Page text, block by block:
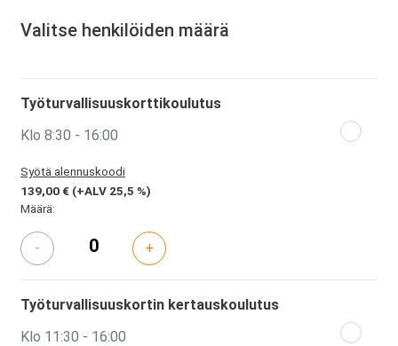
Valitse henkilöiden määrä
Työturvallisuuskorttikoulutus
Klo 8:30 - 16:00
Syötä alennuskoodi
139,00 € (+ALV 25,5 %)
Määrä:
- +
Työturvallisuuskortin kertauskoulutus
Klo 11:30 - 16:00